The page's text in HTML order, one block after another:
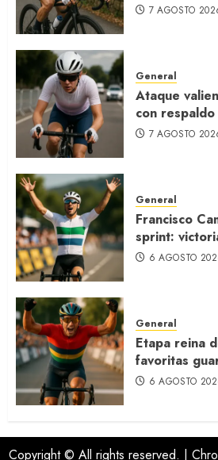
7 AGOSTO
General
Ataque
con respaldo
7 AGOSTO
General
Francisco
sprint:
6 AGOSTO
General
Etapa reina
favoritas
6 AGOSTO
Copyright © All rights reserved. |